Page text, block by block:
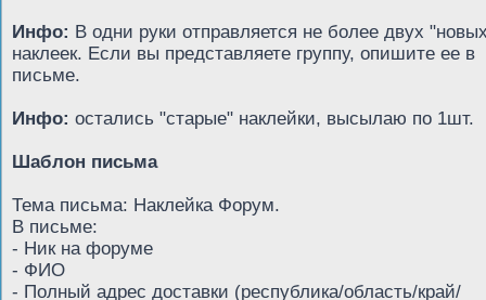
Инфо: В одни руки отправляется не более двух
наклеек. Если вы представляете группу, опишите ее в
письме.
Инфо: остались "старые" наклейки, высылаю по 1шт.
Шаблон письма
Тема письма: Наклейка Форум.
В письме:
- Ник на форуме
- ФИО
- Полный адрес доставки (республика/область/край/